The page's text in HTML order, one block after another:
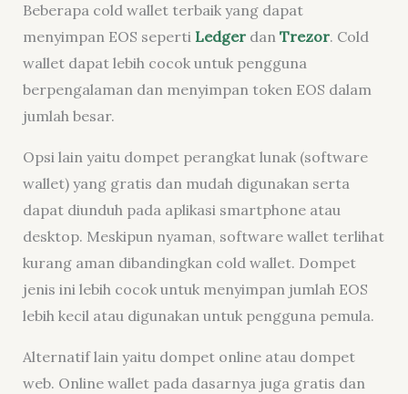
Beberapa cold wallet terbaik yang dapat
menyimpan EOS seperti Ledgerdan Trezor. Cold
walletdapat lebih cocok untuk pengguna
berpengalaman dan menyimpan token EOS dalam
jumlah besar.
Opsi lain yaitu dompet perangkat lunak (software
wallet) yang gratis dan mudah digunakan serta
dapat diunduh pada aplikasi smartphone atau
desktop. Meskipun nyaman, software walletterlihat
kurang aman dibandingkan cold wallet. Dompet
jenis ini lebih cocok untuk menyimpan jumlah EOS
lebih kecil atau digunakan untuk pengguna pemula.
Alternatif lain yaitu dompet onlineatau dompet
web. Online walletpada dasarnya juga gratis dan